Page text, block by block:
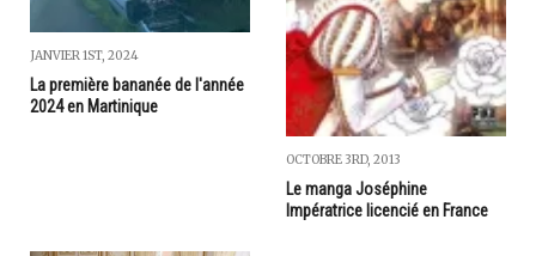
JANVIER 1ST, 2024
La première bananée de l'année
2024 en Martinique
OCTOBRE 3RD, 2013
Le manga Joséphine
Impératrice licencié en France